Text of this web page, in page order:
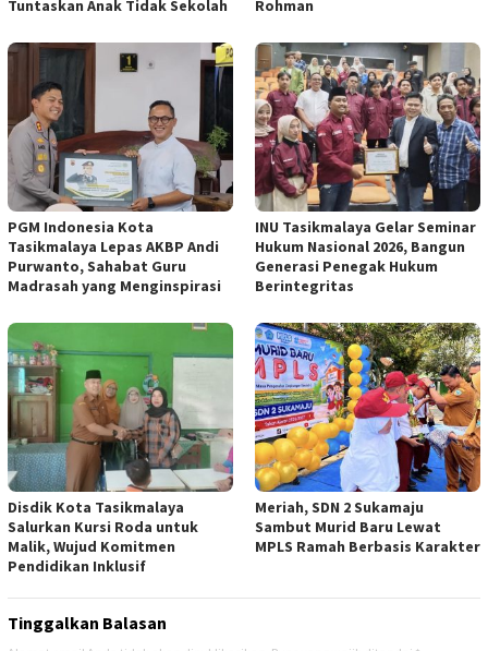
Tuntaskan Anak Tidak Sekolah Rohman
PGM Indonesia Kota
Tasikmalaya Lepas AKBP Andi
Purwanto, Sahabat Guru
Madrasah yang Menginspirasi
INU Tasikmalaya Gelar Seminar
Hukum Nasional 2026, Bangun
Generasi Penegak Hukum
Berintegritas
Disdik Kota Tasikmalaya
Salurkan Kursi Roda untuk
Malik, Wujud Komitmen
Pendidikan Inklusif
Meriah, SDN 2 Sukamaju
Sambut Murid Baru Lewat
MPLS Ramah Berbasis Karakter
Tinggalkan Balasan